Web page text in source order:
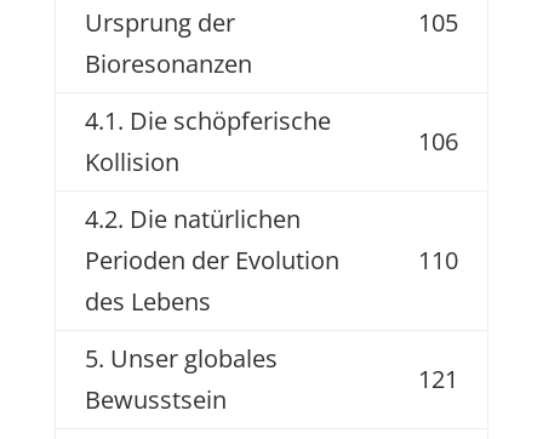
Ursprung der
Bioresonanzen
105
4.1. Die schöpferische
Kollision
106
4.2. Die natürlichen
Perioden der Evolution
des Lebens
110
5. Unser globales
Bewusstsein
121